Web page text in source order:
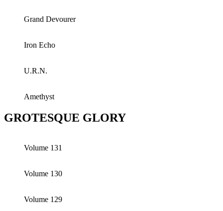
Grand Devourer
Iron Echo
U.R.N.
Amethyst
GROTESQUE GLORY
Volume 131
Volume 130
Volume 129